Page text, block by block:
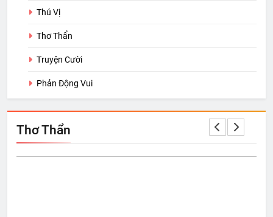
Thú Vị
Thơ Thẩn
Truyện Cười
Phản Động Vui
Thơ Thẩn